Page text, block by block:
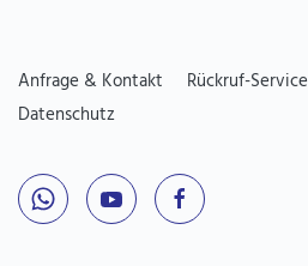
Anfrage & Kontakt Rückruf-Service
Datenschutz